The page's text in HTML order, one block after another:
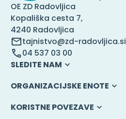
OE ZD Radovljica
Kopališka cesta 7,
4240 Radovljica
tajnistvo@zd-radovljica.si
04 537 03 00
SLEDITE NAM
ORGANIZACIJSKE ENOTE
KORISTNE POVEZAVE